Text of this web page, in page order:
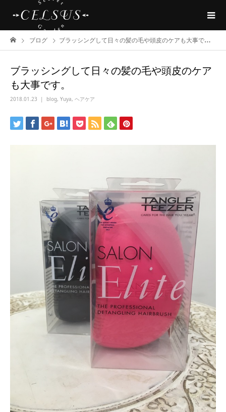
ブログ ブラッシングして日々の髪の毛や頭皮のケアも大事です。
ブラッシングして日々の髪の毛や頭皮のケア
も大事です。
2018.01.23 blog, Yuya, ヘアケア